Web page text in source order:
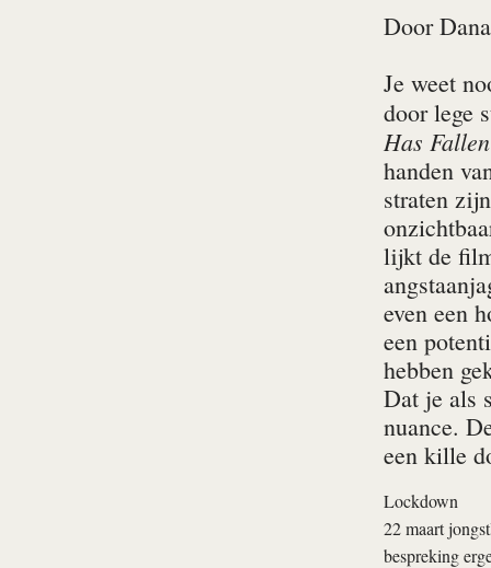
Door
Je weet
door lege
Has Fallen
handen
straten
lijkt de
even een
een
hebben
Dat je als
nuance.
een kille
Lockdown
22 maart
bespreking